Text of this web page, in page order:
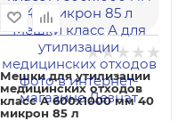
Мешки для утилизации
медицинских отходов
класс А 600х1000 мм 40
микрон 85 л